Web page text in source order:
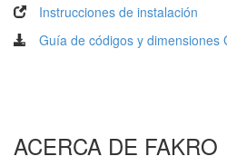
Instrucciones de instalación
Guía de códigos y dimensiones
ACERCA DE FAKRO